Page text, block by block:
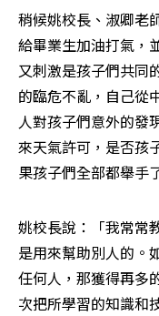
稍候姚校長、淑卿老
給畢業生加油打氣，
又刺激是孩子們共同
的臨危不亂，自己從
人對孩子們意外的發
來天氣許可，是否孩
果孩子們全部都舉手
姚校長說：「我常常
是用來幫助別人的。
任何人，那獲得再多
次把所學習的知識和